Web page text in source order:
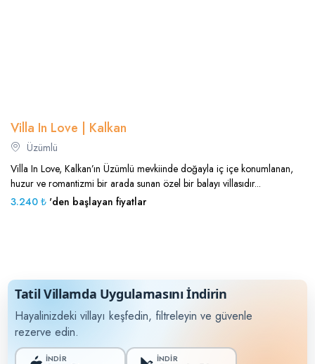
Villa In Love | Kalkan
Üzümlü
Villa In Love, Kalkan’ın Üzümlü mevkiinde doğayla iç içe konumlanan,
huzur ve romantizmi bir arada sunan özel bir balayı villasıdır...
3.240 ₺ 'den başlayan fiyatlar
Tatil Villamda Uygulamasını İndirin
Hayalinizdeki villayı keşfedin, filtreleyin ve güvenle
rezerve edin.
İNDİR İNDİR